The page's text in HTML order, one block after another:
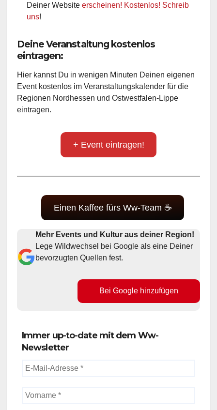
Deiner Website erscheinen! Kostenlos! Schreib
uns!
Deine Veranstaltung kostenlos
eintragen:
Hier kannst Du in wenigen Minuten Deinen eigenen
Event kostenlos im Veranstaltungskalender für die
Regionen Nordhessen und Ostwestfalen-Lippe
eintragen.
+ Event eintragen!
Einen Kaffee fürs Ww-Team ☕
Mehr Events und Kultur aus deiner Region!
Lege Wildwechsel bei Google als eine Deiner
bevorzugten Quellen fest.
Bei Google hinzufügen
Immer up-to-date mit dem Ww-
Newsletter